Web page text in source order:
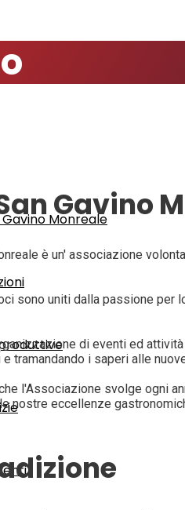
Monreale
Gavino
è un' associazione
sono uniti dalla passione per
di eventi ed
tramandando i saperi alle
l'Associazione svolge ogni
nostre eccellenze